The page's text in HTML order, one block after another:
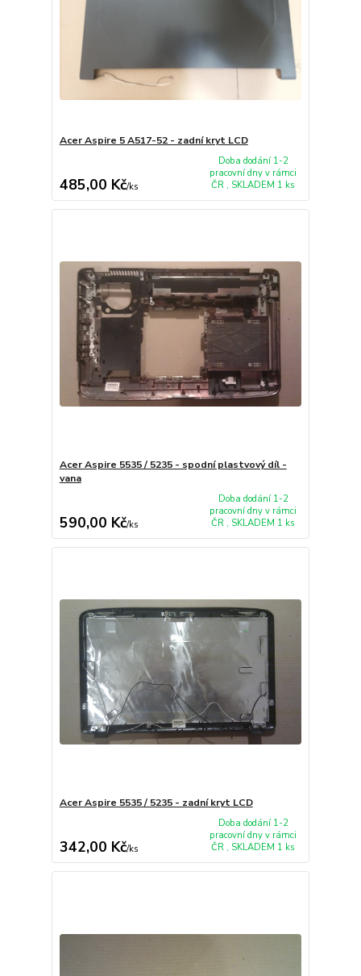
Acer Aspire 5 A517-52 - zadní kryt LCD
485,00 Kč/ks
Doba dodání 1-2
pracovní dny v rámci
ČR , SKLADEM 1 ks
Acer Aspire 5535 / 5235 - spodní plastvový díl -
vana
590,00 Kč/ks
Doba dodání 1-2
pracovní dny v rámci
ČR , SKLADEM 1 ks
Acer Aspire 5535 / 5235 - zadní kryt LCD
342,00 Kč/ks
Doba dodání 1-2
pracovní dny v rámci
ČR , SKLADEM 1 ks